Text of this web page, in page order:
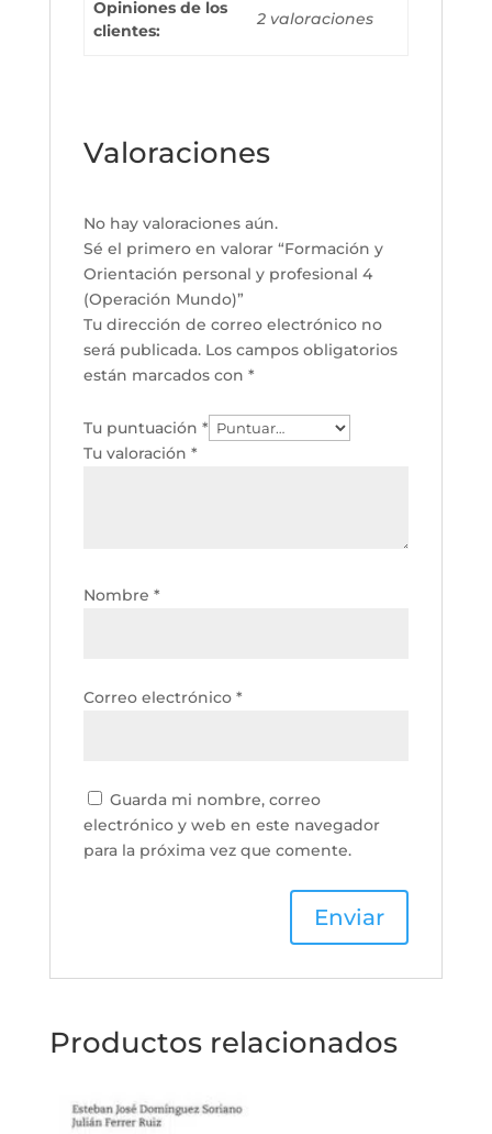
Opiniones de los
clientes:
2 valoraciones
Valoraciones
No hay valoraciones aún.
Sé el primero en valorar “Formación y
Orientación personal y profesional 4
(Operación Mundo)”
Tu dirección de correo electrónico no
será publicada. Los campos obligatorios
están marcados con *
Tu puntuación *
Tu valoración *
Nombre *
Correo electrónico *
Guarda mi nombre, correo
electrónico y web en este navegador
para la próxima vez que comente.
Productos relacionados